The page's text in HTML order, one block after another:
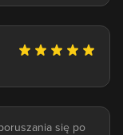
się po